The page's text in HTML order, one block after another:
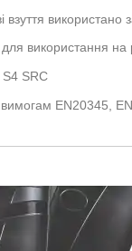
взуття
використання на
S4 SRC
вимогам EN20345,